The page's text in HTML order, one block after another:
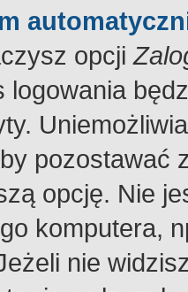
opcji
logowania
pozostawać
opcję. Nie
komputera,
nie